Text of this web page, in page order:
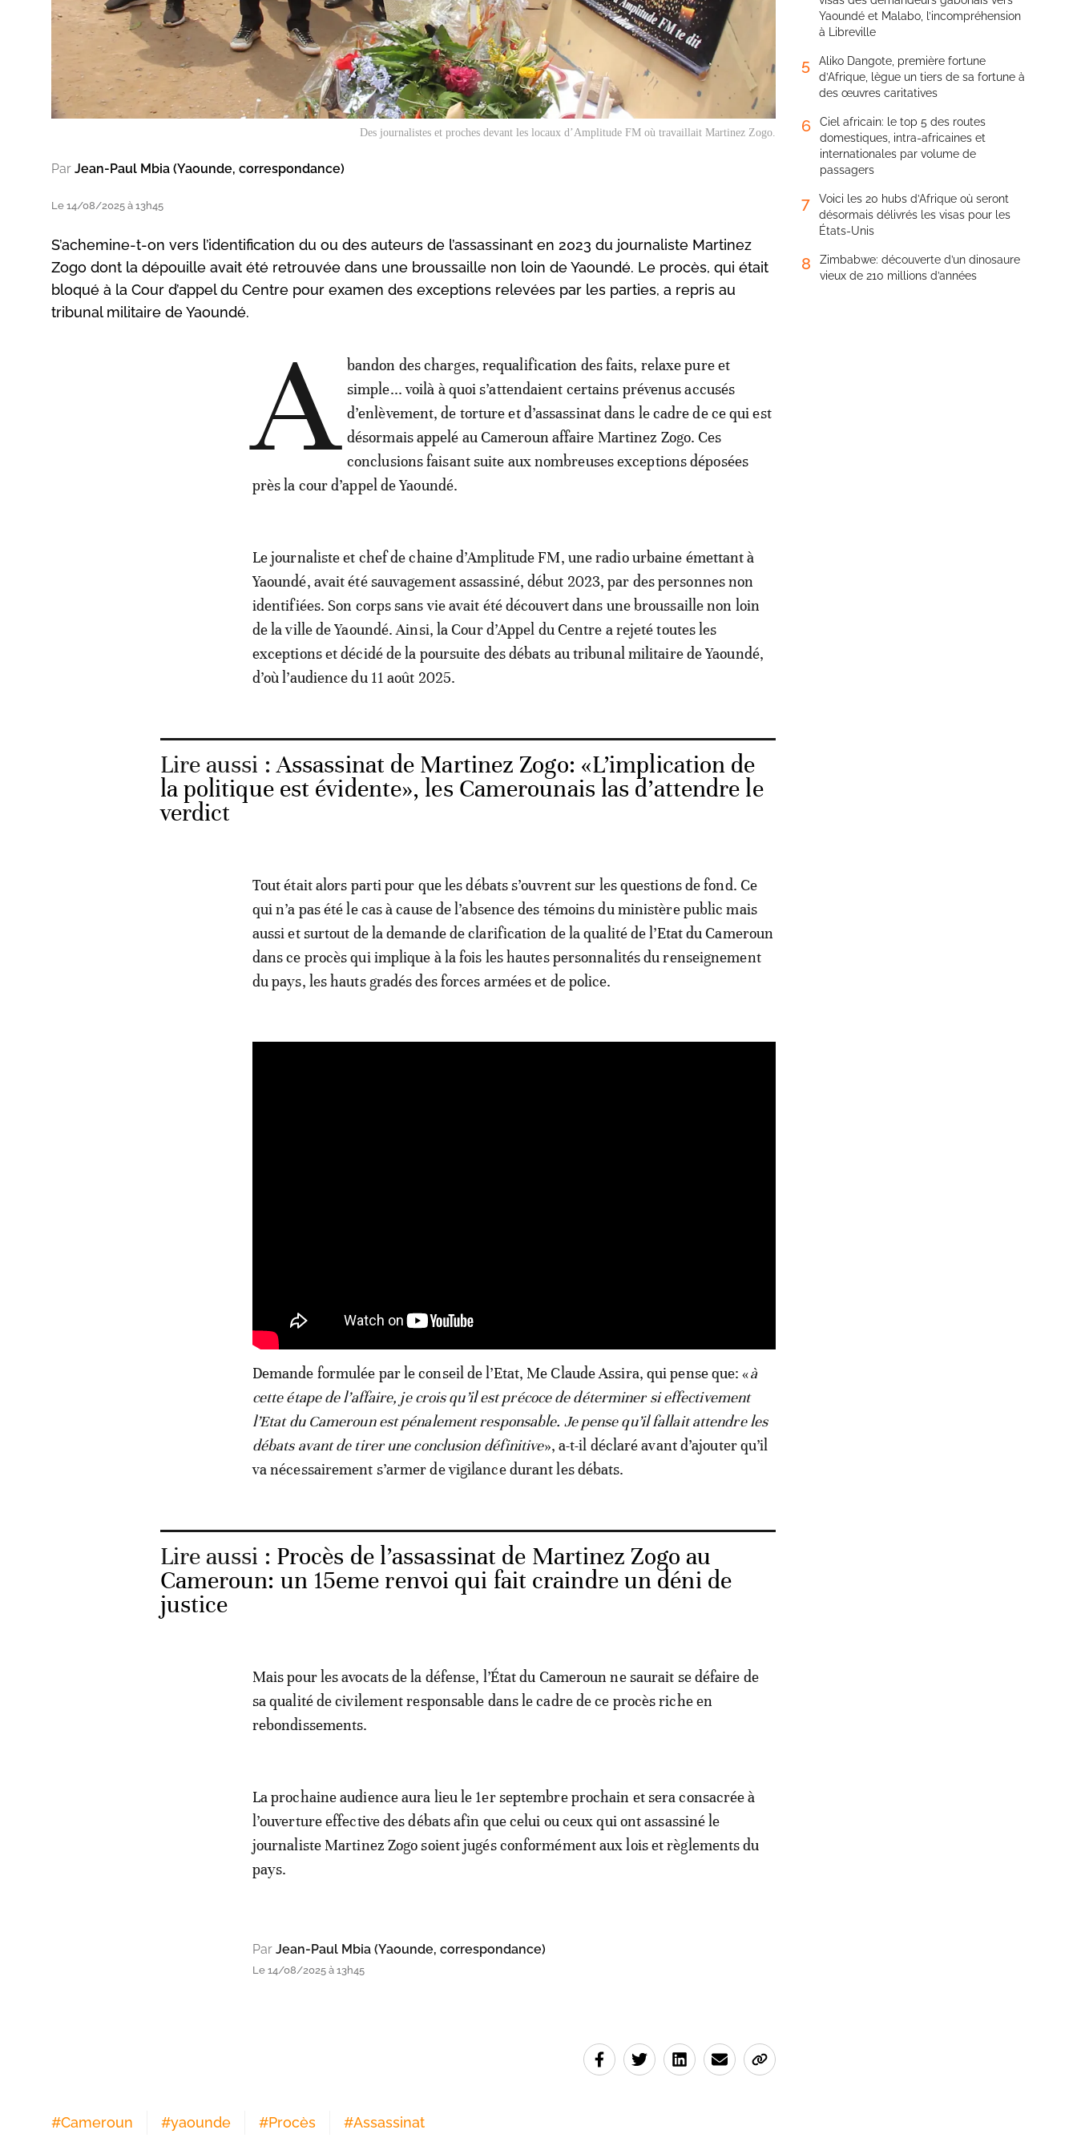
Des journalistes et proches devant les locaux d’Amplitude FM où travaillait Martinez Zogo.
Par Jean-Paul Mbia (Yaounde, correspondance)
Le 14/08/2025 à 13h45
S’achemine-t-on vers l’identification du ou des auteurs de l’assassinant en 2023 du journaliste Martinez
Zogo dont la dépouille avait été retrouvée dans une broussaille non loin de Yaoundé. Le procès, qui était
bloqué à la Cour d’appel du Centre pour examen des exceptions relevées par les parties, a repris au
tribunal militaire de Yaoundé.
A bandon des charges, requalification des faits, relaxe pure et
simple... voilà à quoi s’attendaient certains prévenus accusés
d’enlèvement, de torture et d’assassinat dans le cadre de ce qui est
désormais appelé au Cameroun affaire Martinez Zogo. Ces
conclusions faisant suite aux nombreuses exceptions déposées
près la cour d’appel de Yaoundé.
Le journaliste et chef de chaine d’Amplitude FM, une radio urbaine émettant à
Yaoundé, avait été sauvagement assassiné, début 2023, par des personnes non
identifiées. Son corps sans vie avait été découvert dans une broussaille non loin
de la ville de Yaoundé. Ainsi, la Cour d’Appel du Centre a rejeté toutes les
exceptions et décidé de la poursuite des débats au tribunal militaire de Yaoundé,
d’où l’audience du 11 août 2025.
Lire aussi :Assassinat de Martinez Zogo: «L’implication de
la politique est évidente», les Camerounais las d’attendre le
verdict
Tout était alors parti pour que les débats s’ouvrent sur les questions de fond. Ce
qui n’a pas été le cas à cause de l’absence des témoins du ministère public mais
aussi et surtout de la demande de clarification de la qualité de l’Etat du Cameroun
dans ce procès qui implique à la fois les hautes personnalités du renseignement
du pays, les hauts gradés des forces armées et de police.
Demande formulée par le conseil de l’Etat, Me Claude Assira, qui pense que: «à
cette étape de l’affaire, je crois qu’il est précoce de déterminer si effectivement
l’Etat du Cameroun est pénalement responsable. Je pense qu’il fallait attendre les
débats avant de tirer une conclusion définitive», a-t-il déclaré avant d’ajouter qu’il
va nécessairement s’armer de vigilance durant les débats.
Lire aussi : Procès de l’assassinat de Martinez Zogo au
Cameroun: un 15eme renvoi qui fait craindre un déni de
justice
Mais pour les avocats de la défense, l’État du Cameroun ne saurait se défaire de
sa qualité de civilement responsable dans le cadre de ce procès riche en
rebondissements.
La prochaine audience aura lieu le 1er septembre prochain et sera consacrée à
l’ouverture effective des débats afin que celui ou ceux qui ont assassiné le
journaliste Martinez Zogo soient jugés conformément aux lois et règlements du
pays.
Par Jean-Paul Mbia (Yaounde, correspondance)
Le 14/08/2025 à 13h45
#Cameroun #yaounde #Procès #Assassinat
Yaoundé et Malabo, l’incompréhension
à Libreville
5
Aliko Dangote, première fortune
d’Afrique, lègue un tiers de sa fortune à
des œuvres caritatives
6
Ciel africain: le top 5 des routes
domestiques, intra-africaines et
internationales par volume de
passagers
7
Voici les 20 hubs d’Afrique où seront
désormais délivrés les visas pour les
États-Unis
8
Zimbabwe: découverte d’un dinosaure
vieux de 210 millions d’années